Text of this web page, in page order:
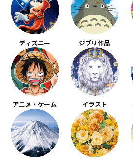
ディズニー ジブリ作品
アニメ・ゲーム イラスト